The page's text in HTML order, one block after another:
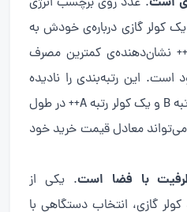
کولر گازی درباره‌ی خودش به
شما می‌گوید. رتبه‌ی A و A++ نشان‌دهنده‌ی کمترین مصرف
این رتبه‌بندی را نادیده
نگیرید تفاوت بین یک کولر رتبه B و یک کولر رتبه A++ در طول
معادل قیمت خرید خود
با فضا است. یکی از
گازی، انتخاب دستگاهی با